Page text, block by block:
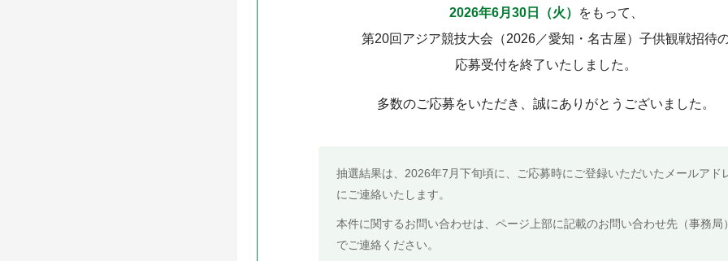
2026年6月30日（火）
をもって、
第20回アジア競技大会（2026／愛知・名古屋）子供観戦招待
応募受付を終了いたしました。
多数のご応募をいただき、誠にありがとうございました。
抽選結果は、2026年7月下旬頃に、ご応募時にご登録いただいたメールアド
にご連絡いたします。
本件に関するお問い合わせは、ページ上部に記載のお問い合わせ先（事務局
でご連絡ください。